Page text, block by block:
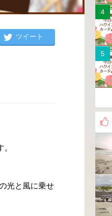
ツイート
光と風に乗せ